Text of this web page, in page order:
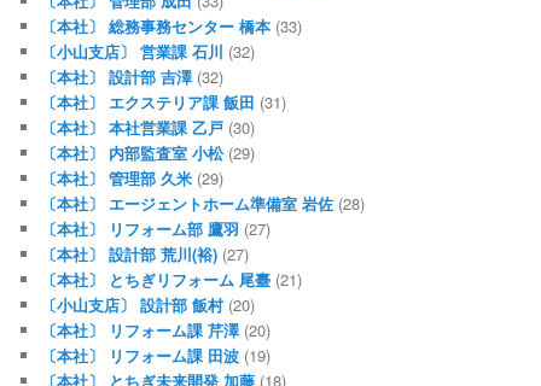
〔本社〕 総務事務センター 橋本 (33)
〔小山支店〕 営業課 石川 (32)
〔本社〕 設計部 吉澤(32)
〔本社〕 エクステリア課 飯田 (31)
〔本社〕 本社営業課 乙戸 (30)
〔本社〕 内部監査室 小松(29)
〔本社〕 管理部 久米 (29)
〔本社〕 エージェントホーム準備室 岩佐 (28)
〔本社〕 リフォーム部 鷹羽 (27)
〔本社〕 設計部 荒川(裕) (27)
〔本社〕 とちぎリフォーム 尾臺 (21)
〔小山支店〕 設計部 飯村(20)
〔本社〕 リフォーム課 芹澤(20)
〔本社〕 リフォーム課 田波 (19)
〔本社〕 とちぎ未来開発 加藤 (18)